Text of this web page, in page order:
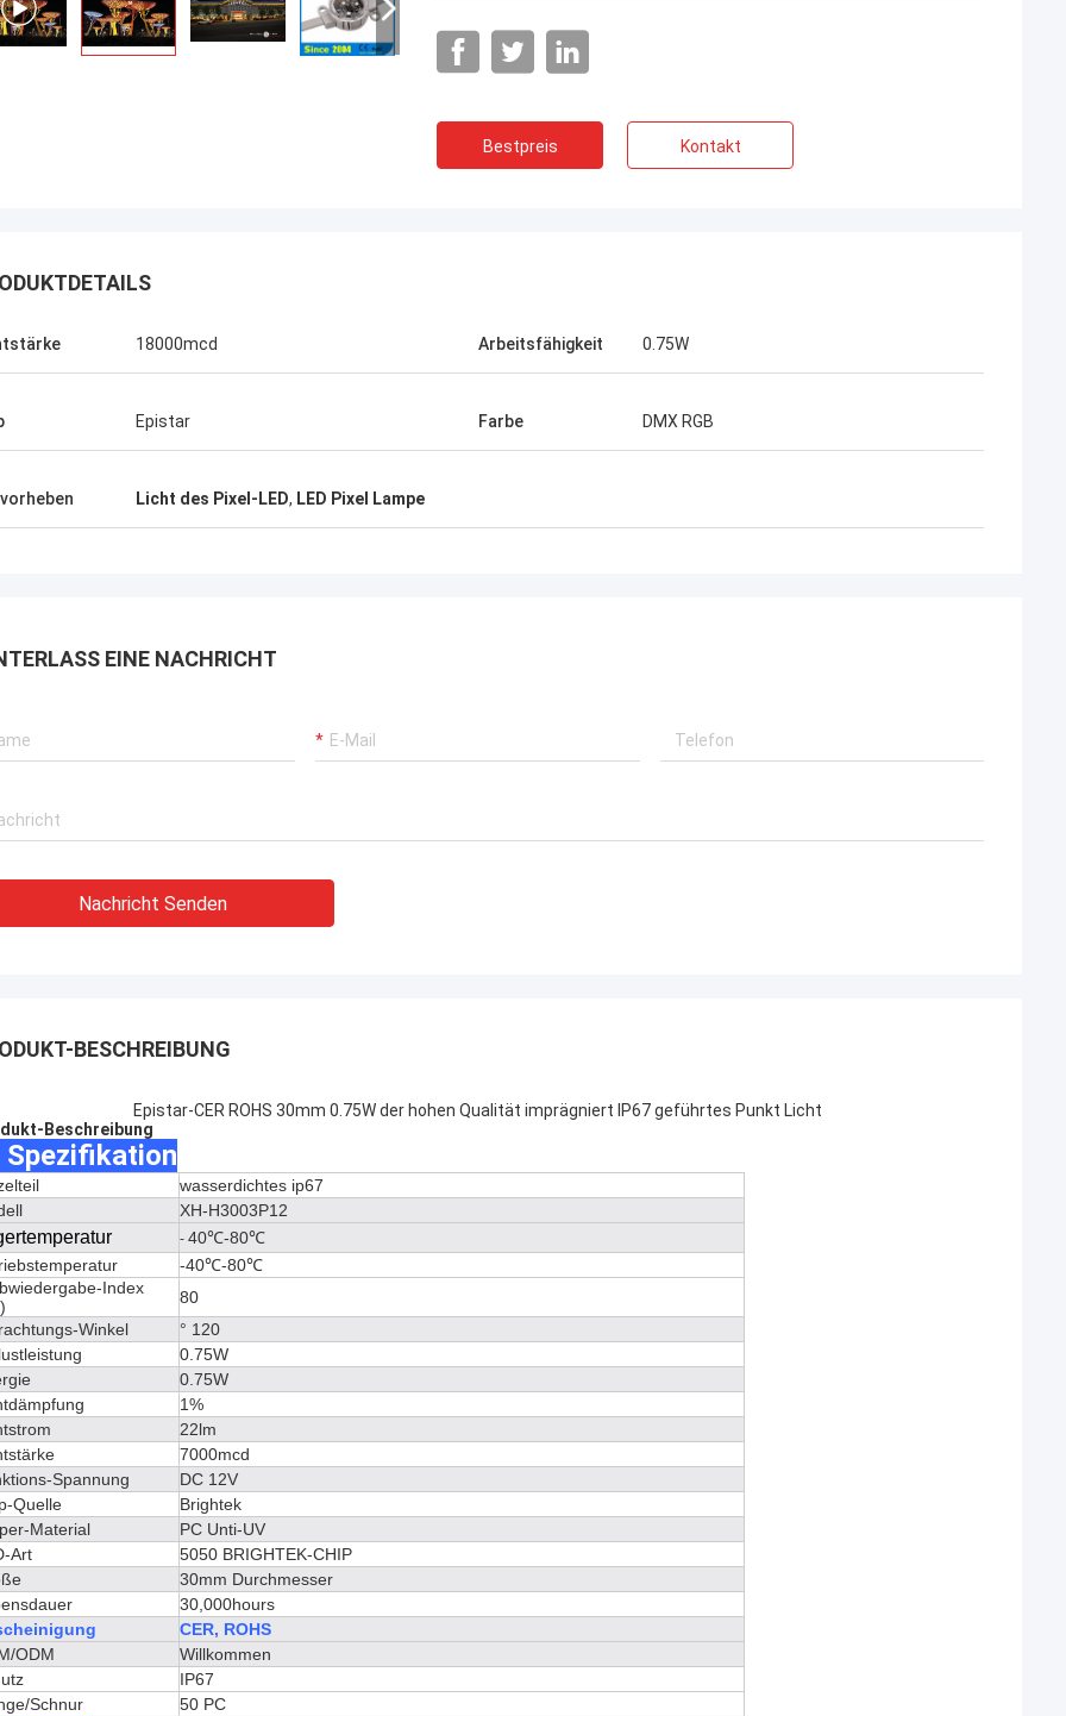
Shaty
einteilt solch eine Art, diese wi…
Bestpreis Kontakt
18000mcd Arbeitsfähigkeit 0.75W
Epistar Farbe DMX RGB
Licht des Pixel-LED, LED Pixel Lampe
EINE NACHRICHT
Nachricht Senden
BESCHREIBUNG
Epistar-CER ROHS 30mm 0.75W der hohen Qualität imprägniert IP67 geführtes Punkt Licht
Beschreibung
Spezifikation
wasserdichtes ip67
XH-H3003P12
- 40℃-80℃
-40℃-80℃
Index
80
Winkel
° 120
0.75W
0.75W
1%
22lm
7000mcd
Spannung
DC 12V
Quelle
Brightek
Material
PC Unti-UV
Art
5050 BRIGHTEK-CHIP
30mm Durchmesser
30,000hours
CER, ROHS
ODM
Willkommen
IP67
Schnur
50 PC